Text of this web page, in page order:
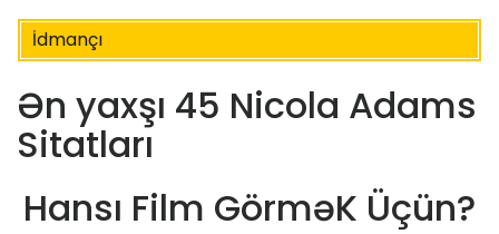
İdmançı
Ən yaxşı 45 Nicola Adams
Sitatları
Hansı Film GörməK Üçün?